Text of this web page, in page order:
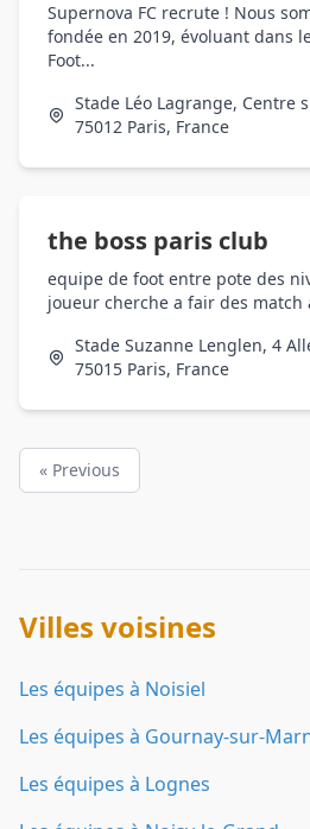
Supernova FC recrute ! Nous
fondée en 2019, évoluant dans
Foot...
Stade Léo Lagrange, Centre
75012 Paris, France
the boss paris club
equipe de foot entre pote des
joueur cherche a fair des match
Stade Suzanne Lenglen, 4
75015 Paris, France
« Previous
Villes voisines
Les équipes à Noisiel
Les équipes à Gournay-sur-
Les équipes à Lognes